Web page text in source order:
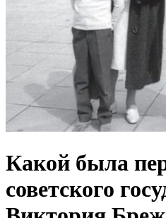
Какой была
советского